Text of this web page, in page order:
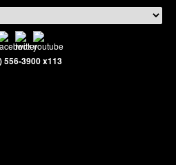
556-3900 x113